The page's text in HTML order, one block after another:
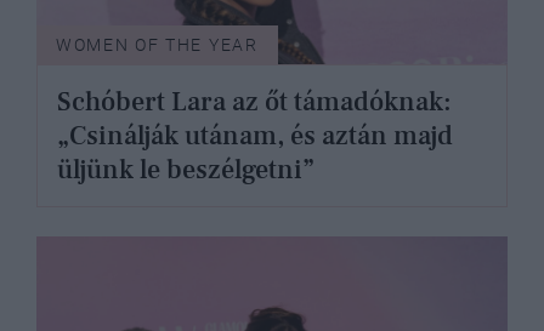
WOMEN OF THE YEAR
Schóbert Lara az őt támadóknak:
„Csinálják utánam, és aztán majd
üljünk le beszélgetni”